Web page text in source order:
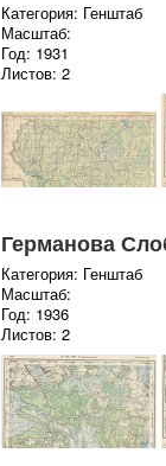
Категория: Генштаб
Масштаб:
Год: 1931
Листов: 2
Германова
Категория: Генштаб
Масштаб:
Год: 1936
Листов: 2